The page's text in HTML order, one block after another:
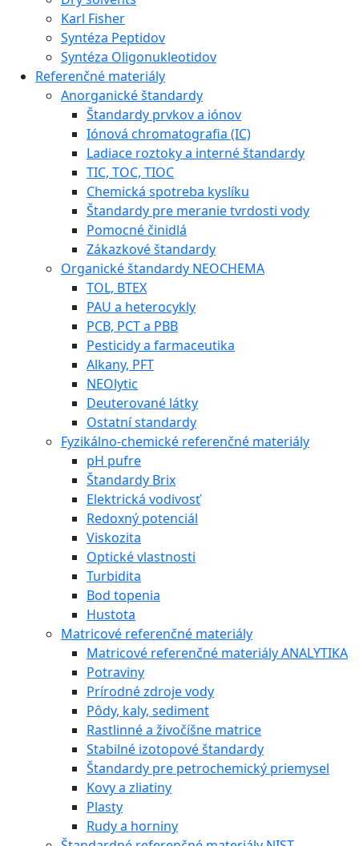
Karl Fisher
Syntéza Peptidov
Syntéza Oligonukleotidov
Referenčné materiály
Anorganické štandardy
Štandardy prvkov a iónov
Iónová chromatografia (IC)
Ladiace roztoky a interné štandardy
TIC, TOC, TIOC
Chemická spotreba kyslíku
Štandardy pre meranie tvrdosti vody
Pomocné činidlá
Zákazkové štandardy
Organické štandardy NEOCHEMA
TOL, BTEX
PAU a heterocykly
PCB, PCT a PBB
Pesticidy a farmaceutika
Alkany, PFT
NEOlytic
Deuterované látky
Ostatní standardy
Fyzikálno-chemické referenčné materiály
pH pufre
Štandardy Brix
Elektrická vodivosť
Redoxný potenciál
Viskozita
Optické vlastnosti
Turbidita
Bod topenia
Hustota
Matricové referenčné materiály
Matricové referenčné materiály ANALYTIKA
Potraviny
Prírodné zdroje vody
Pôdy, kaly, sediment
Rastlinné a živočíšne matrice
Stabilné izotopové štandardy
Štandardy pre petrochemický priemysel
Kovy a zliatiny
Plasty
Rudy a horniny